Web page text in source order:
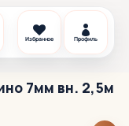
Избранное Профиль
7мм вн. 2,5м